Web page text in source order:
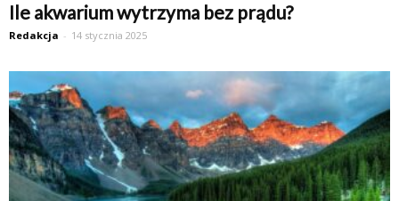
Ile akwarium wytrzyma bez prądu?
Redakcja - 14 stycznia 2025